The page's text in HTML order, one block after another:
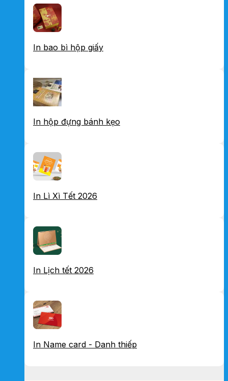
In bao bì hộp giấy
In hộp đựng bánh kẹo
In Lì Xì Tết 2026
In Lịch tết 2026
In Name card - Danh thiếp